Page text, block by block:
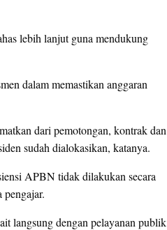
lebih lanjut guna mendukung
dalam memastikan anggaran
dari pemotongan, kontrak dan
sudah dialokasikan, katanya.
APBN tidak dilakukan secara
pengajar.
langsung dengan pelayanan publik